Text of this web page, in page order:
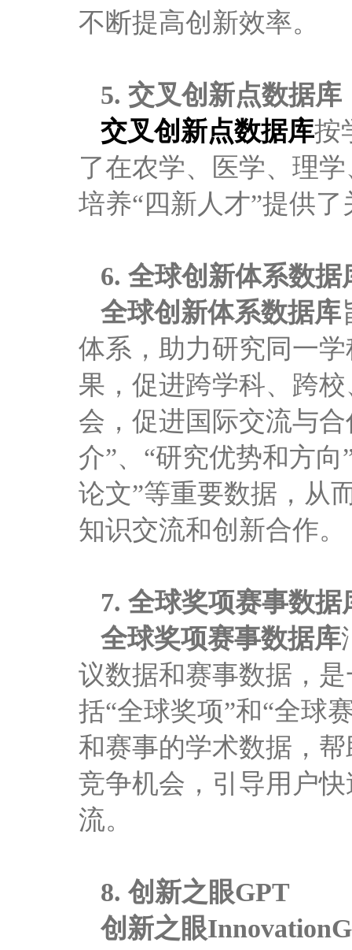
不断提高创新效率。
5. 交叉创新点数据库
交叉创新点数据库按
了在农学、医学、理
培养“四新人才”提供
6. 全球创新体系数据
全球创新体系数据库
体系，助力研究同一
果，促进跨学科、跨
会，促进国际交流与
介”、“研究优势和方
论文”等重要数据，从
知识交流和创新合作。
7. 全球奖项赛事数据
全球奖项赛事数据库
议数据和赛事数据，
括“全球奖项”和“全球
和赛事的学术数据，
竞争机会，引导用户
流。
8. 创新之眼GPT
创新之眼